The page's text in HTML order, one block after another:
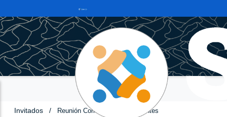
Invitados / Reunión Comisiones Permanentes